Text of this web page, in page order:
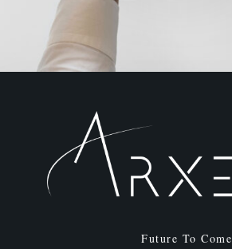
Future To Come